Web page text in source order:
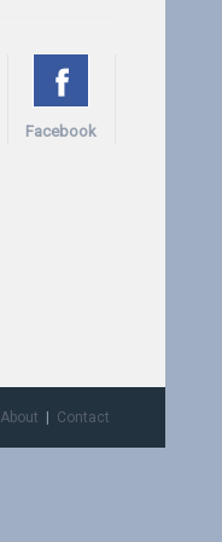
Facebook
About Contact